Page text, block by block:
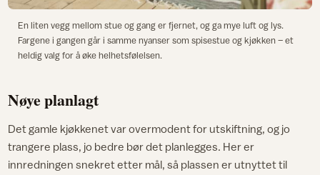
En liten vegg mellom stue og gang er fjernet, og ga mye luft og lys.
Fargene i gangen går i samme nyanser som spisestue og kjøkken – et
heldig valg for å øke helhetsfølelsen.
Nøye planlagt
Det gamle kjøkkenet var overmodent for utskiftning, og jo
trangere plass, jo bedre bør det planlegges. Her er
innredningen snekret etter mål, så plassen er utnyttet til